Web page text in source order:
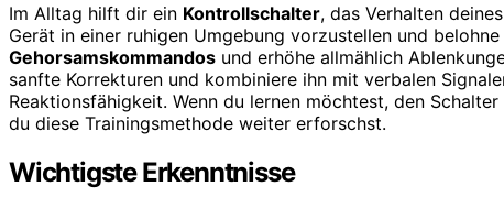
Im Alltag hilft dir ein Kontrollschalter, das Verhalten
Gerät in einer ruhigen Umgebung vorzustellen und
Gehorsamskommandos und erhöhe allmählich
sanfte Korrekturen und kombiniere ihn mit verbalen
Reaktionsfähigkeit. Wenn du lernen möchtest, den
du diese Trainingsmethode weiter erforschst.
Wichtigste Erkenntnisse